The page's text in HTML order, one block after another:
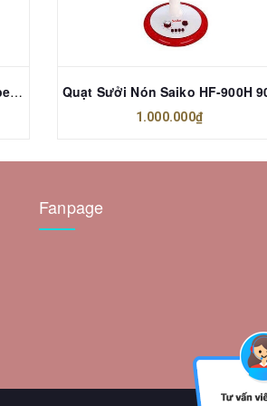
Máy đo huyết áp bắp tay EZ Super Lite OMRON (HEM-7090)
1.000.000₫
Fanpage